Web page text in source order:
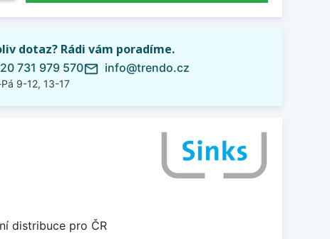
dotaz? Rádi vám poradíme.
731 979 570
9-12, 13-17
mail_outline info@trendo.cz
distribuce pro ČR